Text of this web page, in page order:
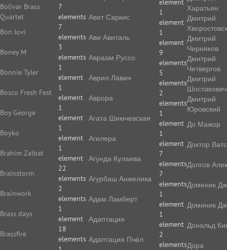
Bolivar Brass
Quartet
7
elements
Bon Jovi
7
elements
Boney M
3
elements
Bonnie Tyler
1
element
Bosco Fresh Fest
1
element
Boy George
1
element
Boyko
1
element
Brahim Zaibat
1
element
Brainstorm
22
elements
Brainwork
2
elements
Brass days
1
element
Brassfire
18
elements
element
Авет Саркис
1
element
Ави Авиталь
1
element
Авраам Руссо
9
elements
Аврил Лавин
5
elements
Аврора
2
elements
Агата Шимчевская
1
element
Агилера
1
element
Агунда Кулаева
7
elements
Агурбаш Анжелика
7
elements
Адам Ламберт
1
element
Адаптация
1
element
Адаптация Пчёл
2
elements
Харатьян
Дмитрий
Дмитрий
Черняков
Дмитрий
Четвергов
Дмитрий
Шостакович
Дмитрий
Юровский
До Мажор
Доктор
Долгов
Доменик
Доминик
Дональд
Дора